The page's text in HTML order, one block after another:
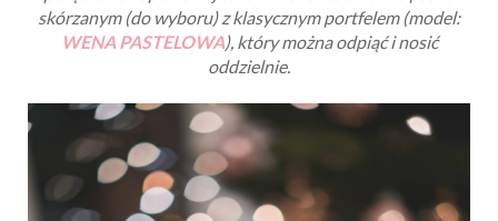
skórzanym (do wyboru) z klasycznym portfelem (model:
WENA PASTELOWA), który można odpiąć i nosić
oddzielnie.